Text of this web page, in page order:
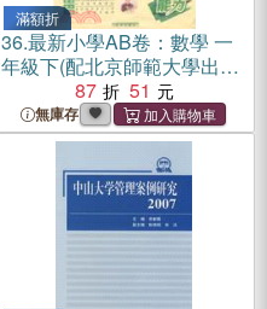
滿額折
36.最新小學AB卷：數學 一
年級下(配北京師範大學出版
社實驗教科書)（簡體書）
87 51
無庫存